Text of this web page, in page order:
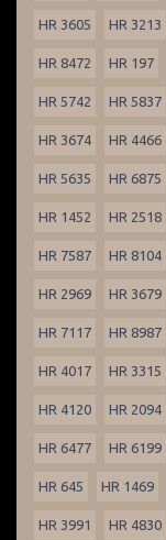
HR 3605 HR 3213
HR 8472 HR 197
HR 5742 HR 5837
HR 3674 HR 4466
HR 5635 HR 6875
HR 1452 HR 2518
HR 7587 HR 8104
HR 2969 HR 3679
HR 7117 HR 8987
HR 4017 HR 3315
HR 4120 HR 2094
HR 6477 HR 6199
HR 645 HR 1469
HR 3991 HR 4830